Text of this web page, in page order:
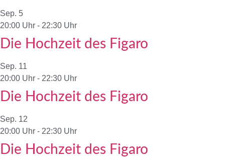
Sep. 5
20:00 Uhr - 22:30 Uhr
Die Hochzeit des Figaro
Sep. 11
20:00 Uhr - 22:30 Uhr
Die Hochzeit des Figaro
Sep. 12
20:00 Uhr - 22:30 Uhr
Die Hochzeit des Figaro